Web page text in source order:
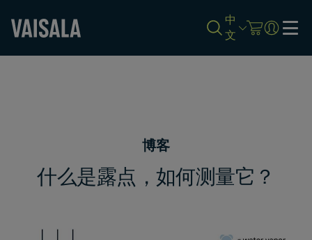
中
文
博客
什么是露点，如何测量它？